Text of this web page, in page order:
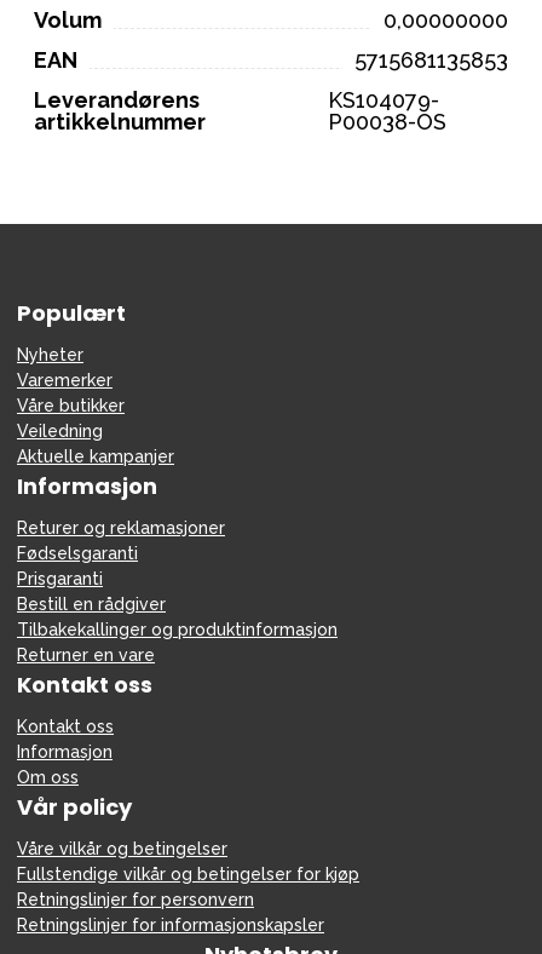
Volum
0,00000000
EAN
5715681135853
Leverandørens
artikkelnummer
KS104079-
P00038-OS
Populært
Nyheter
Varemerker
Våre butikker
Veiledning
Aktuelle kampanjer
Informasjon
Returer og reklamasjoner
Fødselsgaranti
Prisgaranti
Bestill en rådgiver
Tilbakekallinger og produktinformasjon
Returner en vare
Kontakt oss
Kontakt oss
Informasjon
Om oss
Vår policy
Våre vilkår og betingelser
Fullstendige vilkår og betingelser for kjøp
Retningslinjer for personvern
Retningslinjer for informasjonskapsler